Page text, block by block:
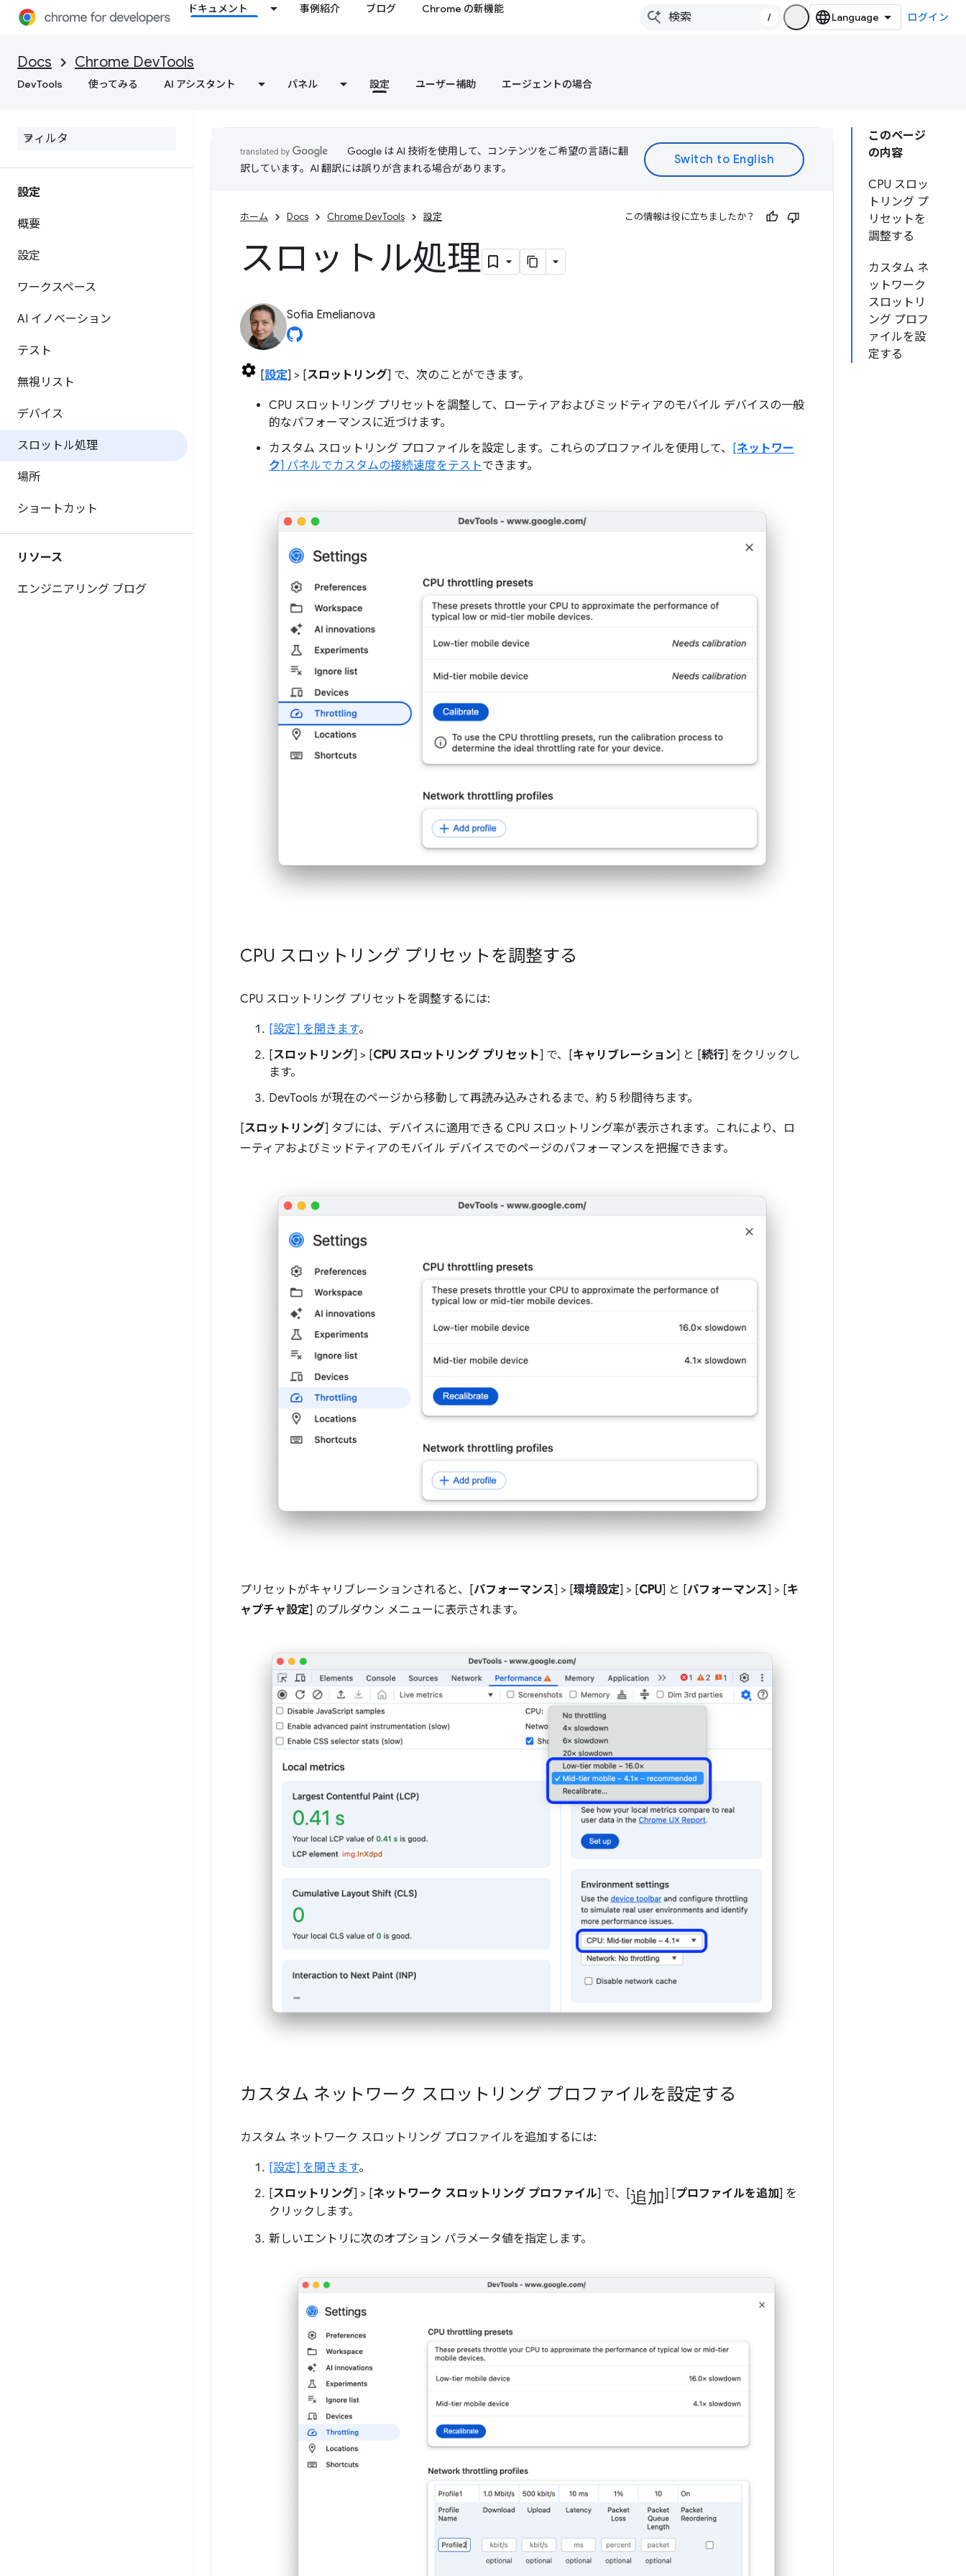
ドキュメント 事例紹介 ブログ Chrome の新機能
/ ログイン
Docs Chrome DevTools
DevTools 使ってみる AI アシスタント パネル 設定 ユーザー補助 エージェントの場合
設定
概要
設定
ワークスペース
AI イノベーション
テスト
無視リスト
デバイス
スロットル処理
場所
ショートカット
リソース
エンジニアリング ブログ
このページ
の内容
CPU スロッ
トリング プ
リセットを
調整する
カスタム ネ
ットワーク
スロットリ
ング プロフ
ァイルを設
定する
Google は AI 技術を使用して、コンテンツをご希望の言語に翻
訳しています。AI 翻訳には誤りが含まれる場合があります。
ホーム Docs Chrome DevTools 設定 この情報は役に立ちましたか？
スロットル処理
Sofia Emelianova
[設定] > [スロットリング] で、次のことができます。
CPU スロットリング プリセットを調整して、ローティアおよびミッドティアのモバイル デバイスの一般
的なパフォーマンスに近づけます。
カスタム スロットリング プロファイルを設定します。これらのプロファイルを使用して、
[ネットワー
ク] パネルでカスタムの接続速度をテストできます。
CPU スロットリング プリセットを調整する
CPU スロットリング プリセットを調整するには:
[設定] を開きます。
[スロットリング] > [CPU スロットリング プリセット] で、[キャリブレーション] と [続行] をクリックし
ます。
DevTools が現在のページから移動して再読み込みされるまで、約 5 秒間待ちます。
[スロットリング] タブには、デバイスに適用できる CPU スロットリング率が表示されます。これにより、ロ
ーティアおよびミッドティアのモバイル デバイスでのページのパフォーマンスを把握できます。
プリセットがキャリブレーションされると、[パフォーマンス] > [環境設定] > [CPU] と [パフォーマンス] > [キ
ャプチャ設定] のプルダウン メニューに表示されます。
カスタム ネットワーク スロットリング プロファイルを設定する
カスタム ネットワーク スロットリング プロファイルを追加するには:
[設定] を開きます。
[スロットリング] > [ネットワーク スロットリング プロファイル] で、[追加] [プロファイルを追加] を
クリックします。
新しいエントリに次のオプション パラメータ値を指定します。